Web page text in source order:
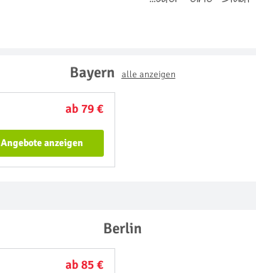
Bayern alle anzeigen
ab 79 €
Angebote anzeigen
Berlin
ab 85 €